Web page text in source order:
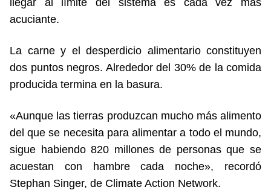
acuciante.
La carne y el desperdicio alimentario constituyen
dos puntos negros. Alrededor del 30% de la comida
producida termina en la basura.
«Aunque las tierras produzcan mucho más alimento
del que se necesita para alimentar a todo el mundo,
sigue habiendo 820 millones de personas que se
acuestan con hambre cada noche», recordó
Stephan Singer, de Climate Action Network.